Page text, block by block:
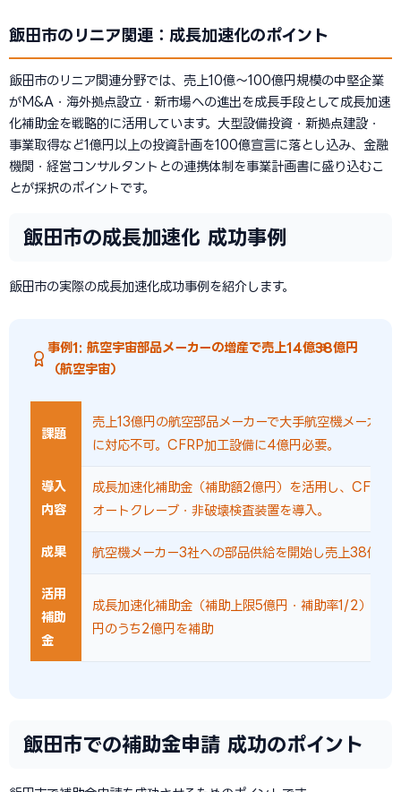
飯田市のリニア関連：成長加速化のポイント
飯田市のリニア関連分野では、売上10億〜100億円規模の中堅企業
がM&A・海外拠点設立・新市場への進出を成長手段として成長加速
化補助金を戦略的に活用しています。大型設備投資・新拠点建設・
事業取得など1億円以上の投資計画を100億宣言に落とし込み、金融
機関・経営コンサルタントとの連携体制を事業計画書に盛り込むこ
とが採択のポイントです。
飯田市の成長加速化 成功事例
飯田市の実際の成長加速化成功事例を紹介します。
事例1: 航空宇宙部品メーカーの増産で売上14億→38億円
（航空宇宙）
課題
売上13億円の航空部品メーカーで大手航空機メーカー
に対応不可。CFRP加工設備に4億円必要。
導入
内容
成長加速化補助金（補助額2億円）を活用し、CFRP
オートクレーブ・非破壊検査装置を導入。
成果 航空機メーカー3社への部品供給を開始し売上38億円
活用
補助
金
成長加速化補助金（補助上限5億円・補助率1/2）で
円のうち2億円を補助
飯田市での補助金申請 成功のポイント